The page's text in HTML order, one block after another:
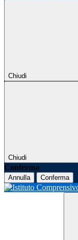
Chiudi
Chiudi
Conferma
Annulla Conferma